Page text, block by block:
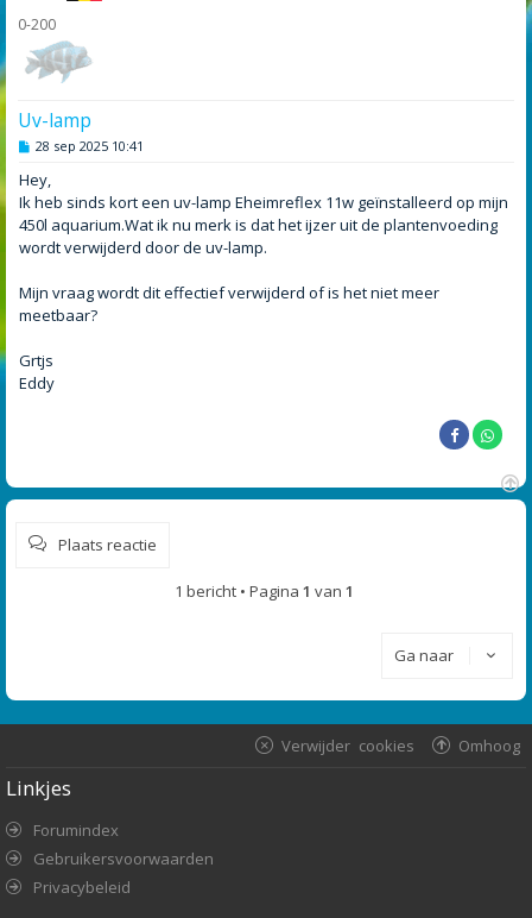
0-200
Uv-lamp
B
r
i
c
h
28 sep 2025 10:41
Hey,
Ik heb sinds kort een uv-lamp Eheimreflex 11w geïnstalleerd op mijn
450l aquarium.Wat ik nu merk is dat het ijzer uit de plantenvoeding
wordt verwijderd door de uv-lamp.
Mijn vraag wordt dit effectief verwijderd of is het niet meer
meetbaar?
Grtjs
Eddy
O
Plaats reactie
1 bericht • Pagina 1 van 1
Ga naar
Omhoog
Verwijder cookies
Linkjes
Forumindex
Gebruikersvoorwaarden
Privacybeleid